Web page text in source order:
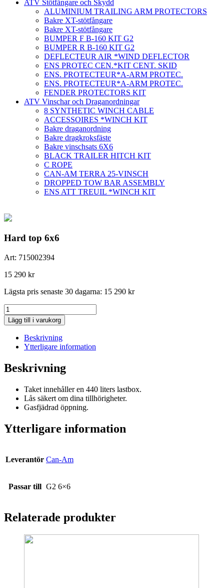
ATV Stötfångare och Skydd
ALUMINIUM TRAILING ARM PROTECTORS
Bakre XT-stötfångare
Bakre XT-stötfångare
BUMPER F B-160 KIT G2
BUMPER R B-160 KIT G2
DEFLECTEUR AIR *WIND DEFLECTOR
ENS PROTEC CEN.*KIT CENT. SKID
ENS. PROTECTEUR*A-ARM PROTEC.
ENS. PROTECTEUR*A-ARM PROTEC.
FENDER PROTECTORS KIT
ATV Vinschar och Draganordningar
8 SYNTHETIC WINCH CABLE
ACCESSOIRES *WINCH KIT
Bakre draganordning
Bakre dragkroksfäste
Bakre vinschsats 6X6
BLACK TRAILER HITCH KIT
C ROPE
CAN-AM TERRA 25-VINSCH
DROPPED TOW BAR ASSEMBLY
ENS ATT TREUIL *WINCH KIT
Hard top 6x6
Art: 715002394
15 290 kr
Lägsta pris senaste 30 dagarna: 15 290 kr
Hard
top
6x6
mängd
Lägg till i varukorg
Beskrivning
Ytterligare information
Beskrivning
Taket innehåller en 440 liters lastbox.
Lås säkert om dina tillhörigheter.
Gasfjädrad öppning.
Ytterligare information
Leverantör Can-Am
Passar till G2 6×6
Relaterade produkter